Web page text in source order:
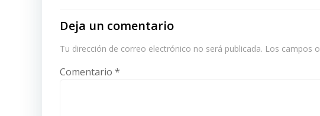
Deja un comentario
Tu dirección de correo electrónico no será publicada. Los campos
Comentario *